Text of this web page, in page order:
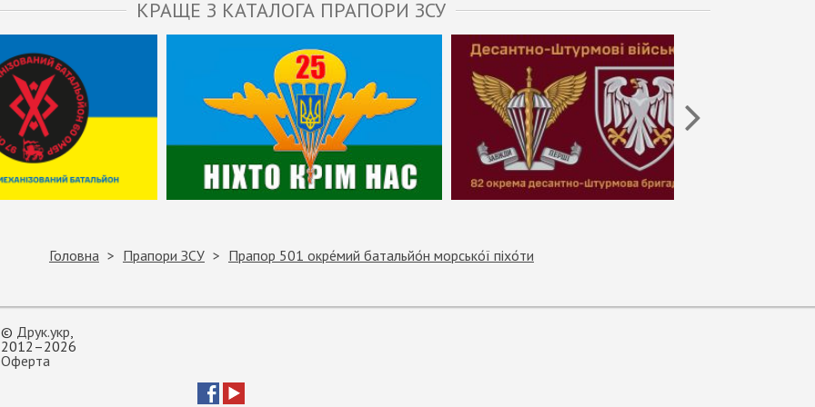
КРАЩЕ З КАТАЛОГА ПРАПОРИ ЗСУ
Головна Прапори ЗСУ Прапор 501 окре́мий батальйо́н морсько́ї піхо́ти
© Друк.укр
2012–2026
Оферта